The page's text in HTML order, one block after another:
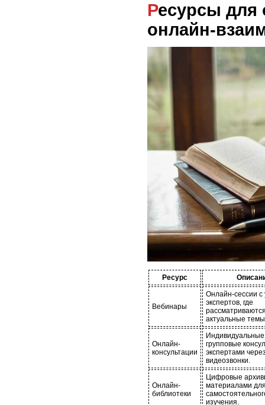
Ресурсы для организации
онлайн-
Ресурс
Вебинары
Онлайн-сессии с
экспертов, где
актуальные
Онлайн-
консультации
групповые
экспертами
видеозвонки.
Онлайн-
библиотеки
Цифровые
материалами
изучения.